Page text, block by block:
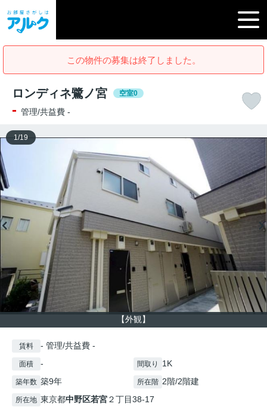
この物件の募集は終了しました。
ロンディネ鷺ノ宮 空室0
- 管理/共益費 -
【外観】
1 /19
賃料 - 管理/共益費 -
面積 - 間取り 1K
築年数 築9年 所在階 2階/2階建
所在地 東京都中野区若宮２丁目38-17